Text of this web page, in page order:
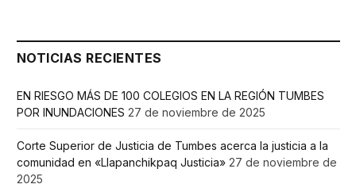
NOTICIAS RECIENTES
EN RIESGO MÁS DE 100 COLEGIOS EN LA REGIÓN TUMBES
POR INUNDACIONES 27 de noviembre de 2025
Corte Superior de Justicia de Tumbes acerca la justicia a la
comunidad en «Llapanchikpaq Justicia» 27 de noviembre de
2025